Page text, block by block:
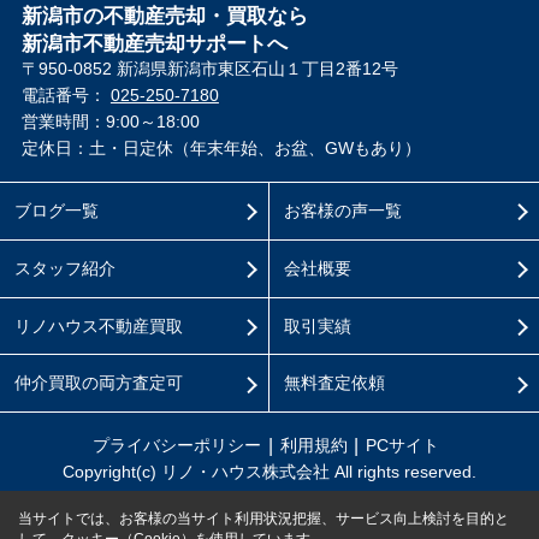
新潟市の不動産売却・買取なら
新潟市不動産売却サポートへ
〒950-0852 新潟県新潟市東区石山１丁目2番12号
電話番号： 025-250-7180
営業時間：9:00～18:00
定休日：土・日定休（年末年始、お盆、GWもあり）
ブログ一覧
スタッフ紹介
リノハウス不動産買取
仲介買取の両方査定可
お客様の声一覧
会社概要
取引実績
無料査定依頼
プライバシーポリシー 利用規約
PCサイト
Copyright(c) リノ・ハウス株式会社 All rights reserved.
当サイトでは、お客様の当サイト利用状況把握、サービス向上検討を目的と